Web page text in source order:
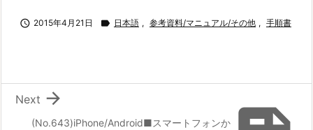
 2015年4月21日  日本語 , 参考資料/マニュアル/その他 , 手順書
(No.643)iPhone/Android■スマートフォンか

Next